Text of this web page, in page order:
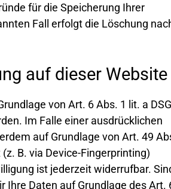
für die Speicherung Ihrer
Fall erfolgt die Löschung
auf dieser Website
von Art. 6 Abs. 1 lit. a
Im Falle einer ausdrücklichen
auf Grundlage von Art. 49
B. via Device-Fingerprinting)
ist jederzeit widerrufbar.
Daten auf Grundlage des Art.